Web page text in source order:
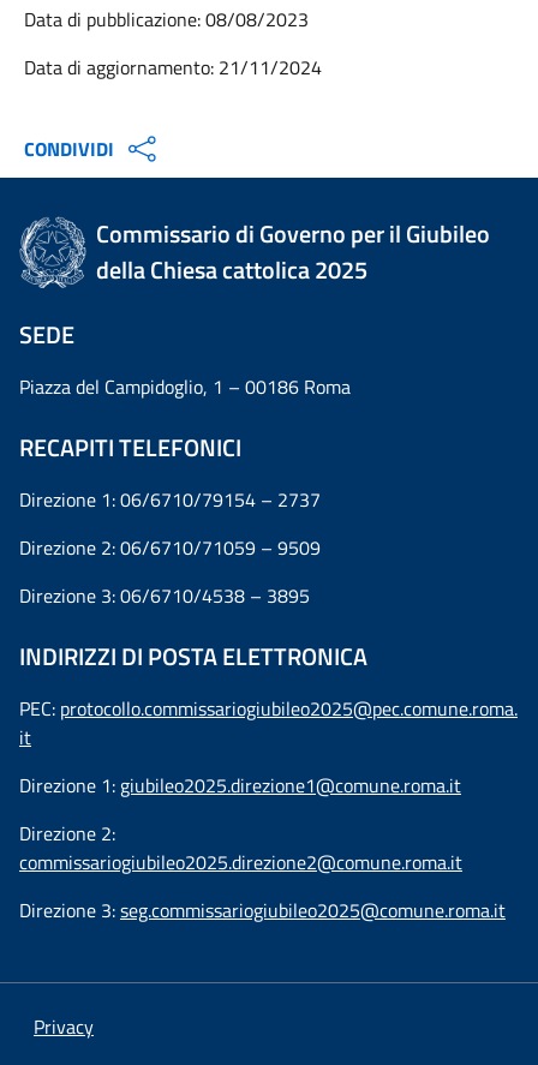
Data di pubblicazione: 08/08/2023
Data di aggiornamento: 21/11/2024
CONDIVIDI
Commissario di Governo per il Giubileo
della Chiesa cattolica 2025
SEDE
Piazza del Campidoglio, 1 – 00186 Roma
RECAPITI TELEFONICI
Direzione 1: 06/6710/79154 – 2737
Direzione 2: 06/6710/71059 – 9509
Direzione 3: 06/6710/4538 – 3895
INDIRIZZI DI POSTA ELETTRONICA
PEC: protocollo.commissariogiubileo2025@pec.comune.roma.
it
Direzione 1: giubileo2025.direzione1@comune.roma.it
Direzione 2:
commissariogiubileo2025.direzione2@comune.roma.it
Direzione 3:seg.commissariogiubileo2025@comune.roma.it
Privacy